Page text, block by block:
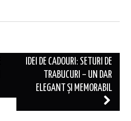
IDEI DE CADOURI: SETURI DE
TRABUCURI – UN DAR
ELEGANT ȘI MEMORABIL